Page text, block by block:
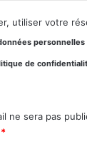
utiliser votre
de
ne sera pas
*